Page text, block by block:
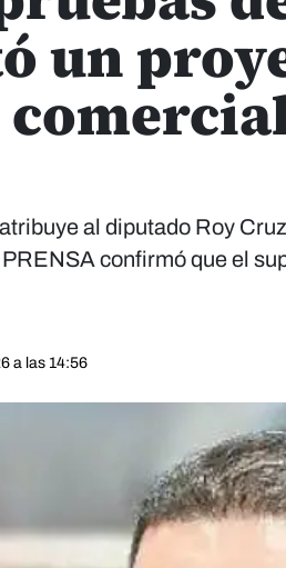
un
al diputado Roy
confirmó que el
a las 14:56